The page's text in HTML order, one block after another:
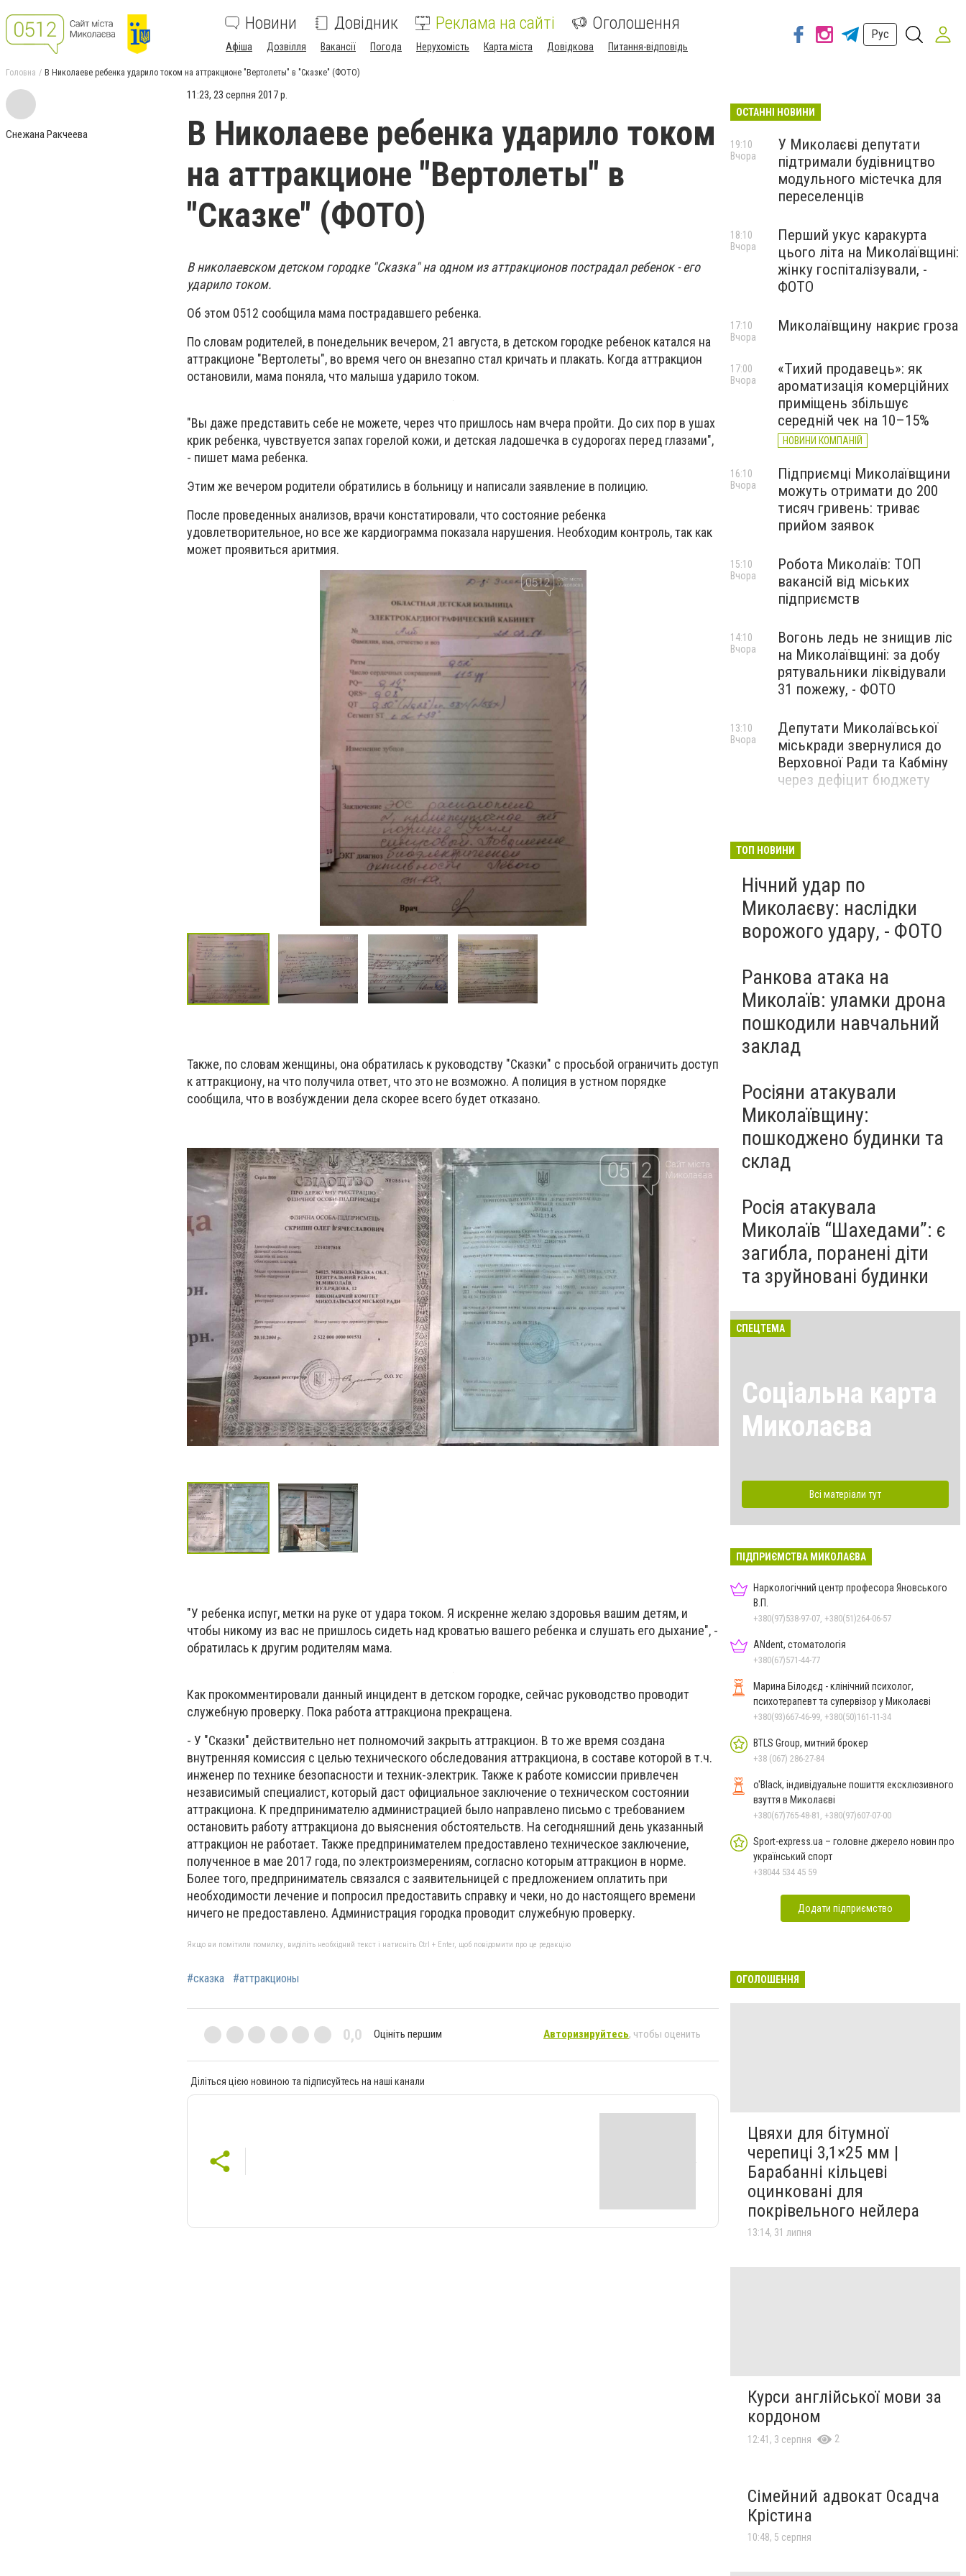
Новини Довідник Реклама на сайті Оголошення
Афіша Дозвілля Вакансії Погода Нерухомість Карта міста Довідкова Питання-відповідь
Рус
Головна В Николаеве ребенка ударило током на аттракционе "Вертолеты" в "Сказке" (ФОТО)
Снежана Ракчеева
11:23, 23 серпня 2017 р.
В Николаеве ребенка ударило током
на аттракционе "Вертолеты" в
"Сказке" (ФОТО)
В николаевском детском городке "Сказка" на одном из аттракционов пострадал ребенок - его
ударило током.
Об этом 0512 сообщила мама пострадавшего ребенка.
По словам родителей, в понедельник вечером, 21 августа, в детском городке ребенок катался на
аттракционе "Вертолеты", во время чего он внезапно стал кричать и плакать. Когда аттракцион
остановили, мама поняла, что малыша ударило током.
"Вы даже представить себе не можете, через что пришлось нам вчера пройти. До сих пор в ушах
крик ребенка, чувствуется запах горелой кожи, и детская ладошечка в судорогах перед глазами",
- пишет мама ребенка.
Этим же вечером родители обратились в больницу и написали заявление в полицию.
После проведенных анализов, врачи констатировали, что состояние ребенка
удовлетворительное, но все же кардиограмма показала нарушения. Необходим контроль, так как
может проявиться аритмия.
Также, по словам женщины, она обратилась к руководству "Сказки" с просьбой ограничить доступ
к аттракциону, на что получила ответ, что это не возможно. А полиция в устном порядке
сообщила, что в возбуждении дела скорее всего будет отказано.
"У ребенка испуг, метки на руке от удара током. Я искренне желаю здоровья вашим детям, и
чтобы никому из вас не пришлось сидеть над кроватью вашего ребенка и слушать его дыхание", -
обратилась к другим родителям мама.
Как прокомментировали данный инцидент в детском городке, сейчас руководство проводит
служебную проверку. Пока работа аттракциона прекращена.
- У "Сказки" действительно нет полномочий закрыть аттракцион. В то же время создана
внутренняя комиссия с целью технического обследования аттракциона, в составе которой в т.ч.
инженер по технике безопасности и техник-электрик. Также к работе комиссии привлечен
независимый специалист, который даст официальное заключение о техническом состоянии
аттракциона. К предпринимателю администрацией было направлено письмо с требованием
остановить работу аттракциона до выяснения обстоятельств. На сегодняшний день указанный
аттракцион не работает. Также предпринимателем предоставлено техническое заключение,
полученное в мае 2017 года, по электроизмерениям, согласно которым аттракцион в норме.
Более того, предприниматель связался с заявительницей с предложением оплатить при
необходимости лечение и попросил предоставить справку и чеки, но до настоящего времени
ничего не предоставлено. Администрация городка проводит служебную проверку.
Якщо ви помітили помилку, виділіть необхідний текст і натисніть Ctrl + Enter, щоб повідомити про це редакцію
#сказка #аттракционы
0,0 Оцініть першим Авторизируйтесь, чтобы оценить
Діліться цією новиною та підписуйтесь на наші канали
ОСТАННІ НОВИНИ
У Миколаєві депутати
підтримали будівництво
модульного містечка для
переселенців
19:10
Вчора
Перший укус каракурта
цього літа на Миколаївщині:
жінку госпіталізували, -
ФОТО
18:10
Вчора
Миколаївщину накриє гроза
17:10
Вчора
«Тихий продавець»: як
ароматизація комерційних
приміщень збільшує
середній чек на 10–15%
НОВИНИ КОМПАНІЙ
17:00
Вчора
Підприємці Миколаївщини
можуть отримати до 200
тисяч гривень: триває
прийом заявок
16:10
Вчора
Робота Миколаїв: ТОП
вакансій від міських
підприємств
15:10
Вчора
Вогонь ледь не знищив ліс
на Миколаївщині: за добу
рятувальники ліквідували
31 пожежу, - ФОТО
14:10
Вчора
Депутати Миколаївської
міськради звернулися до
Верховної Ради та Кабміну
через дефіцит бюджету
13:10
Вчора
ТОП НОВИНИ
Нічний удар по
Миколаєву: наслідки
ворожого удару, - ФОТО
Ранкова атака на
Миколаїв: уламки дрона
пошкодили навчальний
заклад
Росіяни атакували
Миколаївщину:
пошкоджено будинки та
склад
Росія атакувала
Миколаїв “Шахедами”: є
загибла, поранені діти
та зруйновані будинки
СПЕЦТЕМА
Соціальна карта
Миколаєва
Всі матеріали тут
ПІДПРИЄМСТВА МИКОЛАЄВА
Наркологічний центр професора Яновського
В.П.
+380(97)538-97-07, +380(51)264-06-57
ANdent, стоматологія
+380(67)571-44-77
Марина Білодєд - клінічний психолог,
психотерапевт та супервізор у Миколаєві
+380(93)667-46-99, +380(50)161-11-34
BTLS Group, митний брокер
+38 (067) 286-27-84
o'Black, індивідуальне пошиття ексклюзивного
взуття в Миколаєві
+380(67)765-48-81, +380(97)607-07-00
Sport-express.ua – головне джерело новин про
український спорт
+38044 534 45 59
Додати підприємство
ОГОЛОШЕННЯ
Цвяхи для бітумної
черепиці 3,1×25 мм |
Барабанні кільцеві
оцинковані для
покрівельного нейлера
13:14, 31 липня
Курси англійської мови за
кордоном
12:41, 3 серпня 2
Сімейний адвокат Осадча
Крістина
10:48, 5 серпня